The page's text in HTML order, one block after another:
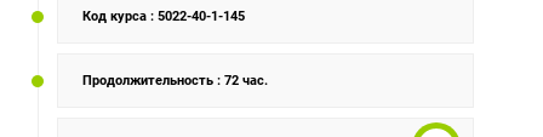
Код курса: 5022-40-1-145
Продолжительность: 72 час.